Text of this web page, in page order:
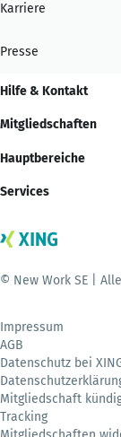
Karriere
Presse
Hilfe & Kontakt
Mitgliedschaften
Hauptbereiche
Services
© New Work SE |
Impressum
AGB
Datenschutz bei
Mitgliedschaft
Tracking